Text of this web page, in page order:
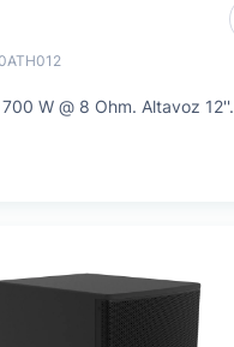
W @ 8 Ohm. Altavoz 12''.